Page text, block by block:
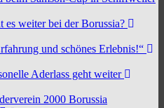
es weiter bei der Borussia?
und schönes Erlebnis!“
Aderlass geht weiter
2000 Borussia